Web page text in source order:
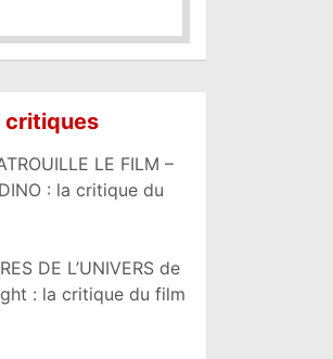
critiques
LE FILM –
: la critique du
DE L’UNIVERS de
: la critique du film